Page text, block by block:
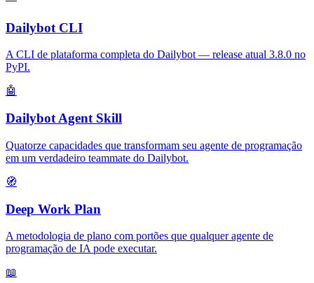
Dailybot CLI
A CLI de plataforma completa do Dailybot — release atual 3.8.0 no
PyPI.
🤖
Dailybot Agent Skill
Quatorze capacidades que transformam seu agente de programação
em um verdadeiro teammate do Dailybot.
🧭
Deep Work Plan
A metodologia de plano com portões que qualquer agente de
programação de IA pode executar.
📖